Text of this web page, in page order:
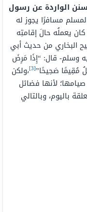
الواردة عن رسول
مسافرًا يجوز له
يعملُه حالَ إقامتِه
البخاري من حديث أبي
وسلم- قال: “إِذَا مَرِضَ
مُقِيمًا صَحِيحًا”[3] ،ولكن
لأنها فضائل
باليوم، وبالتالي